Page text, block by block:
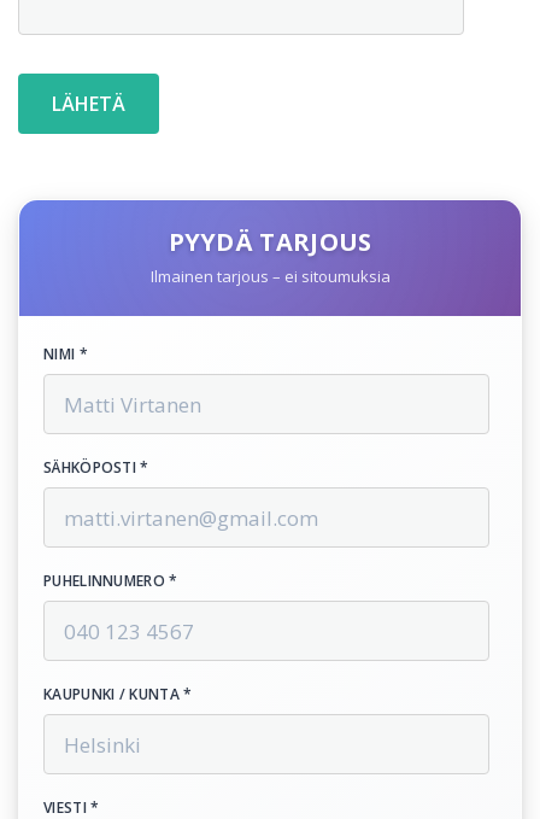
PYYDÄ TARJOUS
Ilmainen tarjous – ei sitoumuksia
NIMI *
SÄHKÖPOSTI *
PUHELINNUMERO *
KAUPUNKI / KUNTA *
VIESTI *